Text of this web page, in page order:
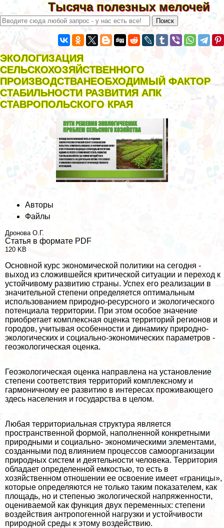
Тысяча полезных мелочей
ЭКОЛОГИЗАЦИЯ
СЕЛЬСКОХОЗЯЙСТВЕННОГО
ПРОИЗВОДСТВАНЕОБХОДИМЫЙ ФАКТОР
СТАБИЛЬНОСТИ РАЗВИТИЯ АПК
СТАВРОПОЛЬСКОГО КРАЯ
Авторы
Файлы
Дронова О.Г.
Статья в формате PDF
120 KB
Основной курс экономической политики на сегодня -
выход из сложившейся критической ситуации и переход к
устойчивому развитию страны. Успех его реализации в
значительной степени определяется оптимальным
использованием природно-ресурсного и экологического
потенциала территории. При этом особое значение
приобретает комплексная оценка территорий регионов и
городов, учитывая особенности и динамику природно-
экологических и социально-экономических параметров -
геоэкологическая оценка.
Геоэкологическая оценка направлена на установление
степени соответствия территорий комплексному и
гармоничному ее развитию в интересах проживающего
здесь населения и государства в целом.
Любая территориальная структура является
прострaнcтвенной формой, наполненной конкретными
природными и социально- экономическими элементами,
созданными под влиянием процессов самоорганизации
природных систем и деятельности человека. Территория
обладает определенной емкостью, то есть в
хозяйственном отношении ее освоение имеет «границы»,
которые определяются не только таким показателем, как
площадь, но и степенью экологической напряженности,
оцениваемой как функция двух переменных: степени
воздействия антропогенной нагрузки и устойчивости
природной среды к этому воздействию.